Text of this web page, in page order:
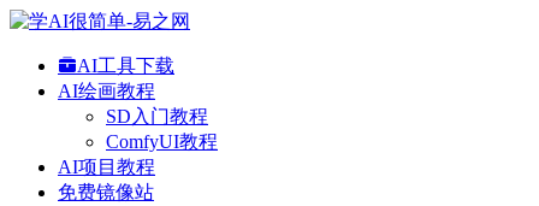
AI工具下载
AI绘画教程
SD入门教程
ComfyUI教程
AI项目教程
免费镜像站